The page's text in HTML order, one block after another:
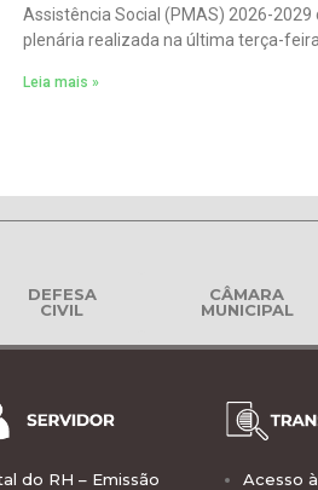
Assistência Social (PMAS) 2026-2029
plenária realizada na última terça-feira
Leia mais »
DEFESA
CIVIL
CÂMARA
MUNICIPAL
do RH – Emissão
Acesso